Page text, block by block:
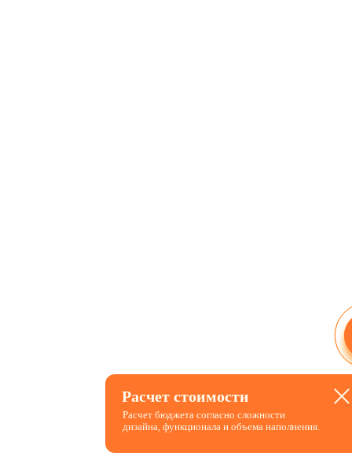
Расчет
Расчет стоимости
Расчет бюджета согласно сложности
дизайна, функционала и объема наполнения.